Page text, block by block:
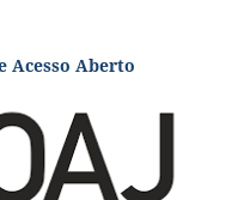
Acesso Aberto